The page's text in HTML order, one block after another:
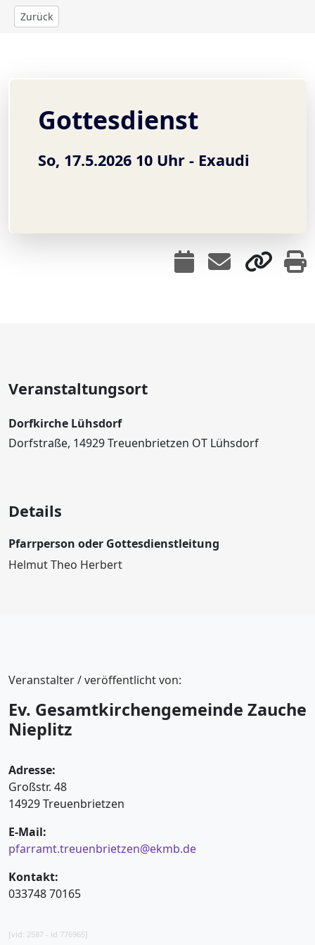
Zurück
Gottesdienst
So, 17.5.2026 10 Uhr - Exaudi
Veranstaltungsort
Dorfkirche Lühsdorf
Dorfstraße, 14929 Treuenbrietzen OT Lühsdorf
Details
Pfarrperson oder Gottesdienstleitung
Helmut Theo Herbert
Veranstalter / veröffentlicht von:
Ev. Gesamtkirchengemeinde Zauche
Nieplitz
Adresse:
Großstr. 48
14929 Treuenbrietzen
E-Mail:
pfarramt.treuenbrietzen@ekmb.de
Kontakt:
033748 70165
[vid: 2587 - id 776965]